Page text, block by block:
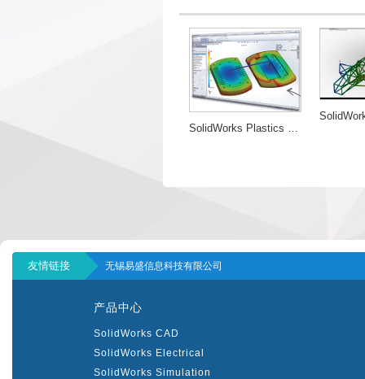
SolidWorks Plastics Professional
友情链接 无锡易盛信息科技有限公司
产品中心
SolidWorks CAD
SolidWorks Electrical
SolidWorks Simulation